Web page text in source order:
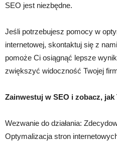
SEO jest niezbędne.
Jeśli potrzebujesz pomocy w
internetowej, skontaktuj się z
pomoże Ci osiągnąć lepsze
zwiększyć widoczność Twojej
Zainwestuj w SEO i zobacz,
Wezwanie do działania:
Optymalizacja stron